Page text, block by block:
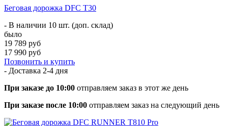
Беговая дорожка DFC T30
- В наличии 10 шт. (доп. склад)
было
19 789 руб
17 990 руб
Позвонить и купить
- Доставка 2-4 дня
При заказе до 10:00 отправляем заказ в этот же день
При заказе после 10:00 отправляем заказ на следующий день